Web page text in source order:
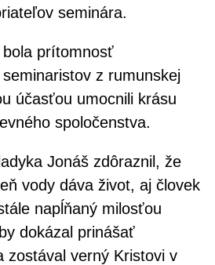
seminára.
prítomnosť
z rumunskej
účasťou umocnili krásu
spoločenstva.
Jonáš zdôraznil, že
vody dáva život, aj človek
napĺňaný milosťou
dokázal prinášať
zostával verný Kristovi v